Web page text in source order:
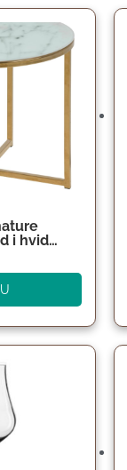
i hvid
Rom
kromstel,